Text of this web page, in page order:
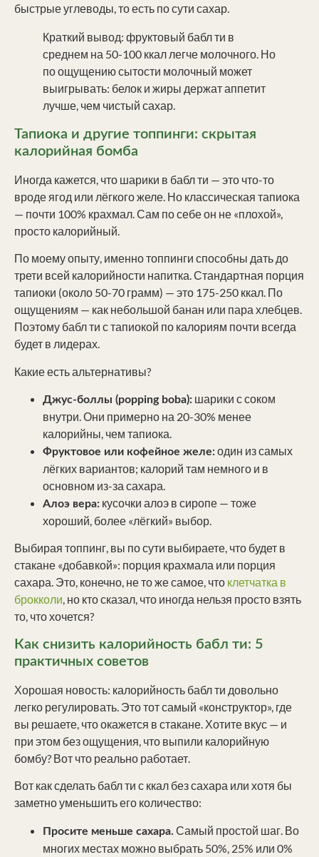
быстрые углеводы, то есть по сути сахар.
Краткий вывод: фруктовый бабл ти в
среднем на 50-100 ккал легче молочного. Но
по ощущению сытости молочный может
выигрывать: белок и жиры держат аппетит
лучше, чем чистый сахар.
Тапиока и другие топпинги: скрытая
калорийная бомба
Иногда кажется, что шарики в бабл ти — это что-то
вроде ягод или лёгкого желе. Но классическая тапиока
— почти 100% крахмал. Сам по себе он не «плохой»,
просто калорийный.
По моему опыту, именно топпинги способны дать до
трети всей калорийности напитка. Стандартная порция
тапиоки (около 50-70 грамм) — это 175-250 ккал. По
ощущениям — как небольшой банан или пара хлебцев.
Поэтому бабл ти с тапиокой по калориям почти всегда
будет в лидерах.
Какие есть альтернативы?
Джус-боллы (popping boba): шарики с соком
внутри. Они примерно на 20-30% менее
калорийны, чем тапиока.
Фруктовое или кофейное желе:один из самых
лёгких вариантов; калорий там немного и в
основном из-за сахара.
Алоэ вера: кусочки алоэ в сиропе — тоже
хороший, более «лёгкий» выбор.
Выбирая топпинг, вы по сути выбираете, что будет в
стакане «добавкой»: порция крахмала или порция
сахара. Это, конечно, не то же самое, что клетчатка в
брокколи, но кто сказал, что иногда нельзя просто взять
то, что хочется?
Как снизить калорийность бабл ти: 5
практичных советов
Хорошая новость: калорийность бабл ти довольно
легко регулировать. Это тот самый «конструктор», где
вы решаете, что окажется в стакане. Хотите вкус — и
при этом без ощущения, что выпили калорийную
бомбу? Вот что реально работает.
Вот как сделать бабл ти с ккал без сахара или хотя бы
заметно уменьшить его количество:
Просите меньше сахара. Самый простой шаг. Во
многих местах можно выбрать 50%, 25% или 0%